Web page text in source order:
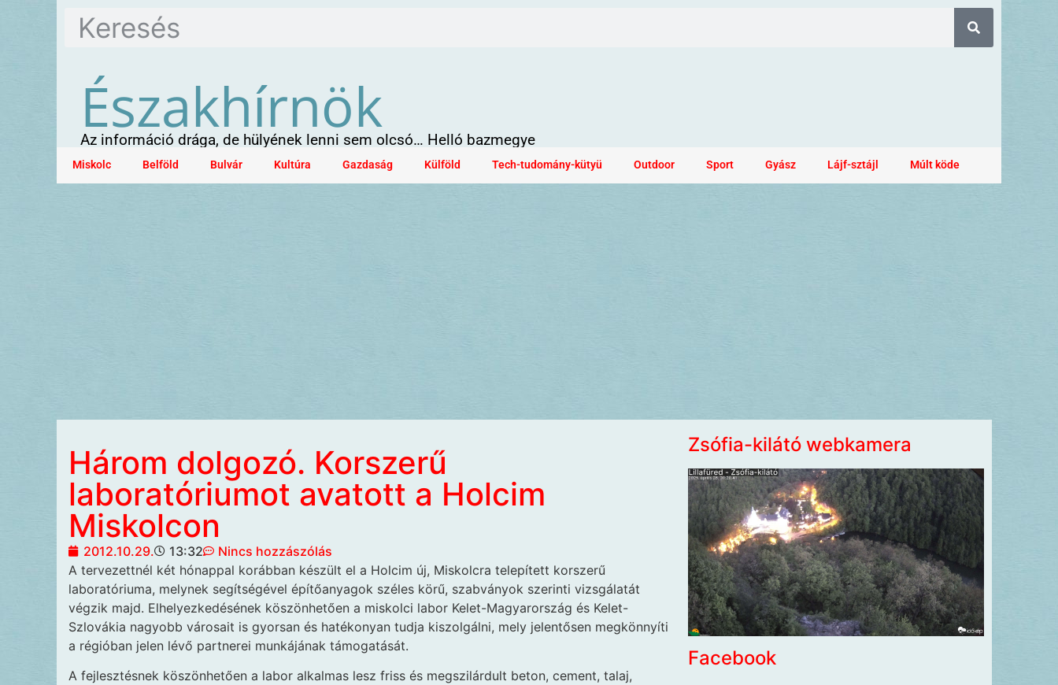
Északhírnök
Az információ drága, de hülyének lenni sem olcsó… Helló bazmegye
Miskolc Belföld Bulvár Kultúra Gazdaság Külföld Tech-tudomány-kütyü Outdoor Sport Gyász Lájf-sztájl Múlt köde
Három dolgozó. Korszerű
laboratóriumot avatott a Holcim
Miskolcon
2012.10.29. 13:32
Nincs hozzászólás
A tervezettnél két hónappal korábban készült el a Holcim új, Miskolcra telepített korszerű
laboratóriuma, melynek segítségével építőanyagok széles körű, szabványok szerinti vizsgálatát
végzik majd. Elhelyezkedésének köszönhetően a miskolci labor Kelet-Magyarország és Kelet-
Szlovákia nagyobb városait is gyorsan és hatékonyan tudja kiszolgálni, mely jelentősen megkönnyíti
a régióban jelen lévő partnerei munkájának támogatását.
A fejlesztésnek köszönhetően a labor alkalmas lesz friss és megszilárdult beton, cement, talaj,
Zsófia-kilátó webkamera
Facebook